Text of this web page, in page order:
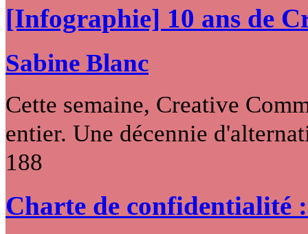
[Infographie] 10 ans de
Sabine Blanc
Cette semaine, Creative
entier. Une décennie
188
Charte de confidentialité